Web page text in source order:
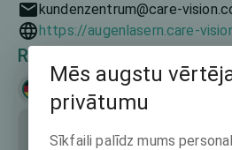
kundenzentrum@care-
https://augenlasern.care-
Runātās valodas
Mēs augstu
privātumu
Sīkfaili palīdz mums